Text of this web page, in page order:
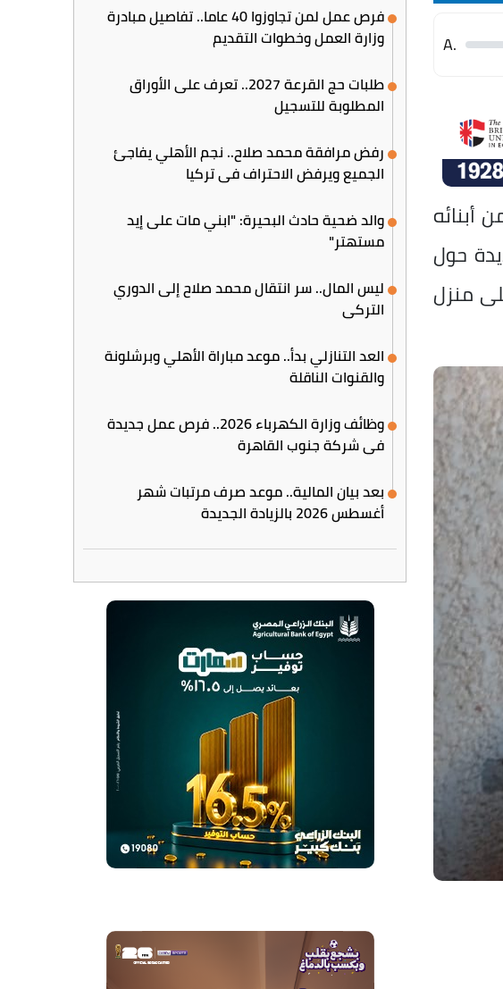
.A
أبنائه
حول
منزل
فرص عمل لمن تجاوزوا 40 عاما.. تفاصيل مبادرة
وزارة العمل وخطوات التقديم
طلبات حج القرعة 2027.. تعرف على الأوراق
المطلوبة للتسجيل
رفض مرافقة محمد صلاح.. نجم الأهلي يفاجئ
الجميع ويرفض الاحتراف في تركيا
والد ضحية حادث البحيرة: "ابني مات على إيد
مستهتر"
ليس المال.. سر انتقال محمد صلاح إلى الدوري
التركي
العد التنازلي بدأ.. موعد مباراة الأهلي وبرشلونة
والقنوات الناقلة
وظائف وزارة الكهرباء 2026.. فرص عمل جديدة
في شركة جنوب القاهرة
بعد بيان المالية.. موعد صرف مرتبات شهر
أغسطس 2026 بالزيادة الجديدة